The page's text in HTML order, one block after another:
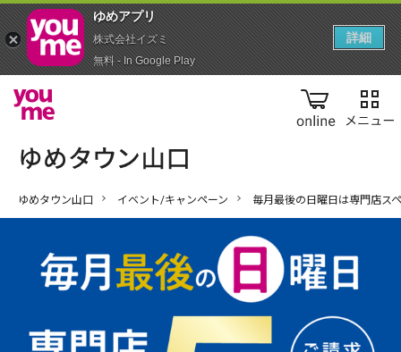
online
ゆめタウン山口 イベント/キャンペーン 毎月最後の日曜日は専門店ス
ゆめアプ‪リ‬
株式会社イズミ
無料 - In Google Play
詳細